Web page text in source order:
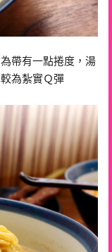
帶有一點捲度，湯
為紮實Ｑ彈